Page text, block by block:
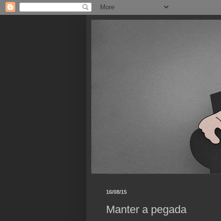
16/08/15
Manter a pegada